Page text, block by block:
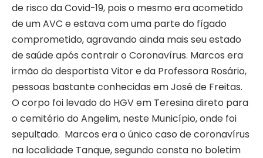
de risco da Covid-19, pois o mesmo era acometido
de um AVC e estava com uma parte do fígado
comprometido, agravando ainda mais seu estado
de saúde após contrair o Coronavírus. Marcos era
irmão do desportista Vitor e da Professora Rosário,
pessoas bastante conhecidas em José de Freitas.
O corpo foi levado do HGV em Teresina direto para
o cemitério do Angelim, neste Município, onde foi
sepultado. Marcos era o único caso de coronavírus
na localidade Tanque, segundo consta no boletim